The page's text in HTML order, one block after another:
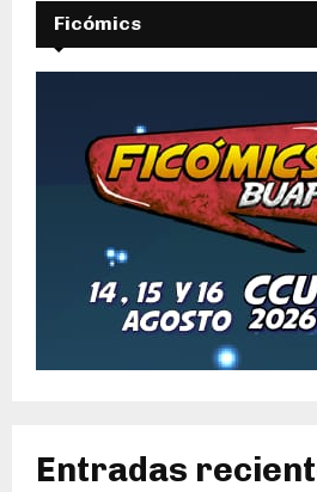
Ficómics
Entradas